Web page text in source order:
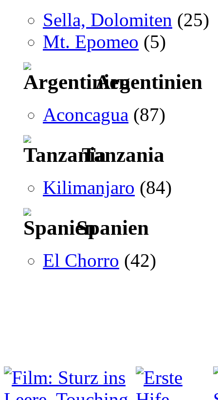
Sella, Dolomiten (25)
Mt. Epomeo (5)
Argentinien
Aconcagua (87)
Tanzania
Kilimanjaro (84)
Spanien
El Chorro (42)